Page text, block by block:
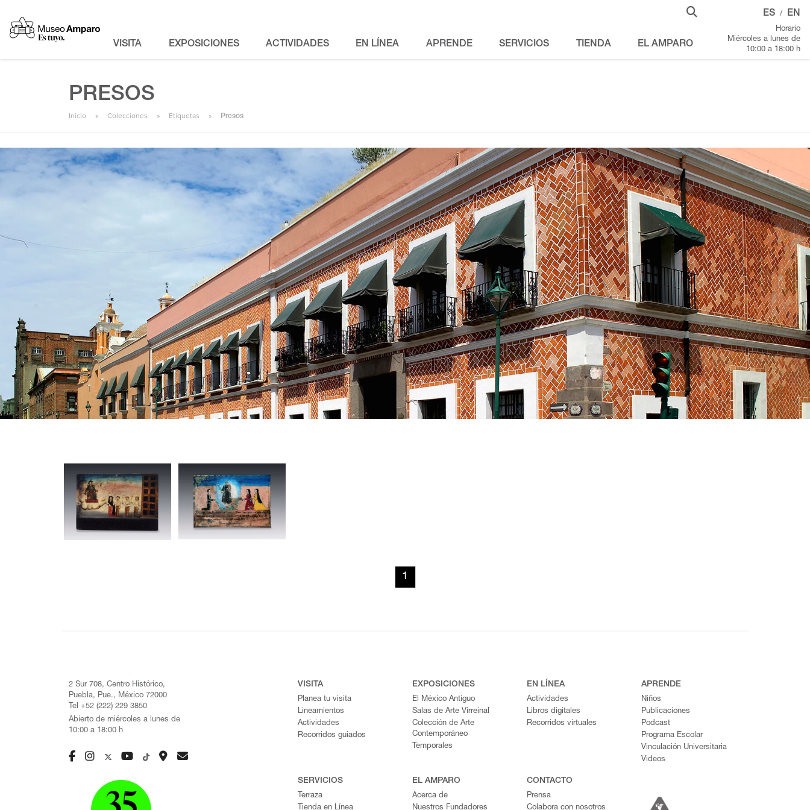
VISITA EXPOSICIONES ACTIVIDADES EN LÍNEA APRENDE SERVICIOS TIENDA EL AMPARO
ES / EN
Horario
Miércoles a lunes de
10:00 a 18:00 h
PRESOS
Inicio Colecciones Etiquetas Presos
1
2 Sur 708, Centro Histórico,
Puebla, Pue., México 72000
Tel +52 (222) 229 3850
Abierto de miércoles a lunes de
10:00 a 18:00 h
VISITA
Planea tu visita
Lineamientos
Actividades
Recorridos guiados
EXPOSICIONES
El México Antiguo
Salas de Arte Virreinal
Colección de Arte
Contemporáneo
Temporales
EN LÍNEA
Actividades
Libros digitales
Recorridos virtuales
APRENDE
Niños
Publicaciones
Podcast
Programa Escolar
Vinculación Universitaria
Videos
SERVICIOS
Terraza
Tienda en Línea
EL AMPARO
Acerca de
Nuestros Fundadores
CONTACTO
Prensa
Colabora con nosotros